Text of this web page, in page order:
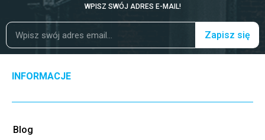
WPISZ SWÓJ ADRES E-MAIL!
Zapisz się
INFORMACJE
Blog